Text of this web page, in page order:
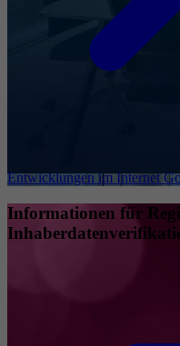
Entwicklungen im Internet
Informationen für